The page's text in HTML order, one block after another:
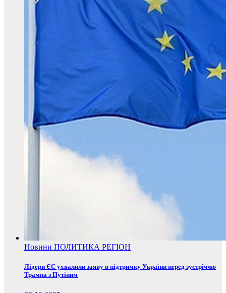
Новини ПОЛИТИКА РЕГІОН
Лідери ЄС ухвалили заяву в підтримку України перед зустріччю
Трампа з Путіним